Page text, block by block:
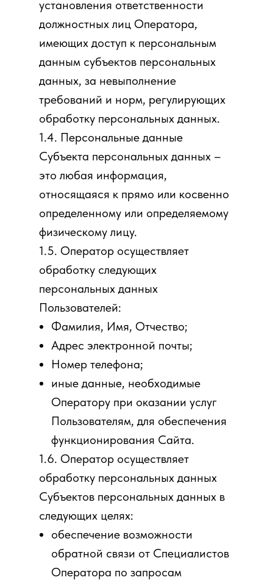
установления ответственности
должностных лиц Оператора,
имеющих доступ к персональным
данным субъектов персональных
данных, за невыполнение
требований и норм, регулирующих
обработку персональных данных.
1.4. Персональные данные
Субъекта персональных данных –
это любая информация,
относящаяся к прямо или косвенно
определенному или определяемому
физическому лицу.
1.5. Оператор осуществляет
обработку следующих
персональных данных
Пользователей:
Фамилия, Имя, Отчество;
Адрес электронной почты;
Номер телефона;
иные данные, необходимые
Оператору при оказании услуг
Пользователям, для обеспечения
функционирования Сайта.
1.6. Оператор осуществляет
обработку персональных данных
Субъектов персональных данных в
следующих целях:
обеспечение возможности
обратной связи от Специалистов
Оператора по запросам